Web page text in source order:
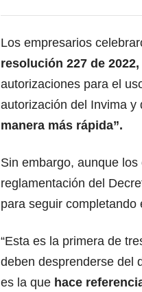
Los empresarios
resolución 227 de 2022,
autorizaciones para el
autorización del Invima y
manera más rápida”.
Sin embargo, aunque
reglamentación del
para seguir
“Esta es la primera de
deben desprenderse del
es la que hace